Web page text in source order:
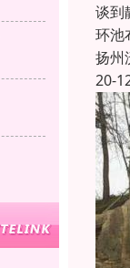
谈到
环池
扬州
20-